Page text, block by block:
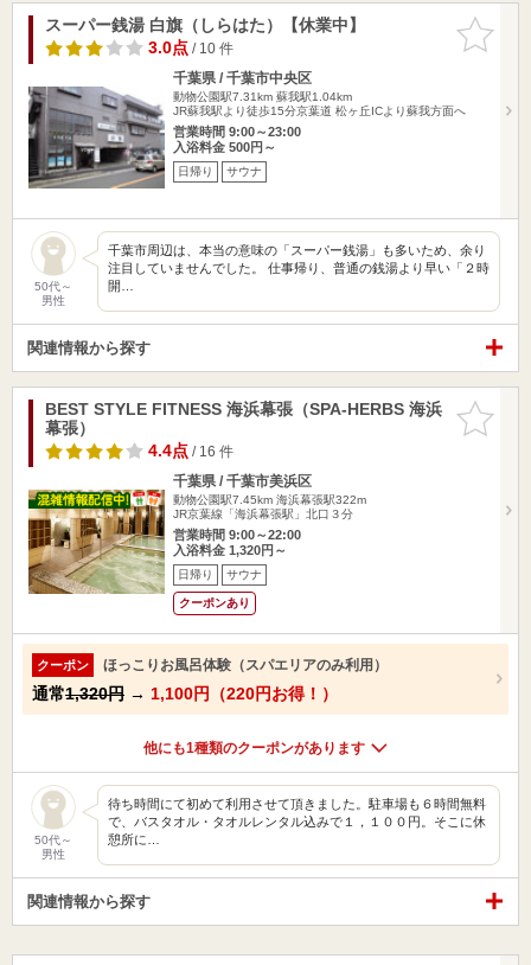
お気に入
りに追加
スーパー銭湯 白旗（しらはた）【休業中】
3.0点/ 10 件
千葉県 / 千葉市中央区
動物公園駅7.31km 蘇我駅1.04km
JR蘇我駅より徒歩15分京葉道 松ヶ丘ICより蘇我方面へ
営業時間 9:00～23:00
入浴料金 500円～
日帰り サウナ
50代～
男性
千葉市周辺は、本当の意味の「スーパー銭湯」も多いため、余り
注目していませんでした。 仕事帰り、普通の銭湯より早い「２時
開…
関連情報から探す
お気に入
りに追加
BEST STYLE FITNESS 海浜幕張（SPA-HERBS 海浜
幕張）
4.4点/ 16 件
千葉県 / 千葉市美浜区
動物公園駅7.45km 海浜幕張駅322m
JR京葉線「海浜幕張駅」北口３分
営業時間 9:00～22:00
入浴料金 1,320円～
日帰り サウナ
クーポンあり
クーポン ほっこりお風呂体験（スパエリアのみ利用）
通常1,320円 → 1,100円（220円お得！）
他にも1種類のクーポンがあります
50代～
男性
待ち時間にて初めて利用させて頂きました。駐車場も６時間無料
で、バスタオル・タオルレンタル込みで１，１００円。そこに休
憩所に…
関連情報から探す